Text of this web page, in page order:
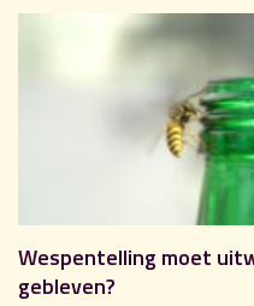
Wespentelling moet
gebleven?